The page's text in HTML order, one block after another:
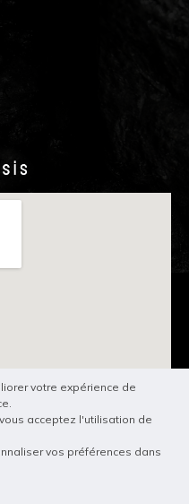
votre expérience de
acceptez l'utilisation de
vos préférences dans